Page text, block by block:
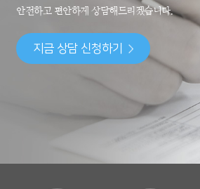
안전하고 편안하게 상담해드리겠습니다.
지금 상담 신청하기